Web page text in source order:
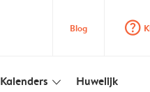
Blog question_mark_circle
Kalenders slim_arrow_down Huwelijk